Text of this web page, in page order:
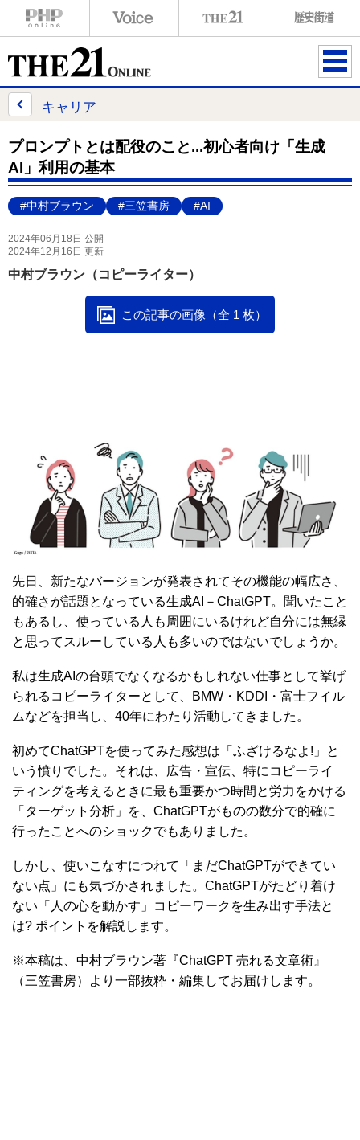
ME
キャリア
プロンプトとは配役のこと...初心者向け「生成
AI」利用の基本
#中村ブラウン #三笠書房 #AI
2024年06月18日 公開
2024年12月16日 更新
中村ブラウン（コピーライター）
この記事の画像（全 1 枚）
先日、新たなバージョンが発表されてその機能の幅広さ、
的確さが話題となっている生成AI－ChatGPT。聞いたこと
もあるし、使っている人も周囲にいるけれど自分には無縁
と思ってスルーしている人も多いのではないでしょうか。
私は生成AIの台頭でなくなるかもしれない仕事として挙げ
られるコピーライターとして、BMW・KDDI・富士フイル
ムなどを担当し、40年にわたり活動してきました。
初めてChatGPTを使ってみた感想は「ふざけるなよ!」と
いう憤りでした。それは、広告・宣伝、特にコピーライ
ティングを考えるときに最も重要かつ時間と労力をかける
「ターゲット分析」を、ChatGPTがものの数分で的確に
行ったことへのショックでもありました。
しかし、使いこなすにつれて「まだChatGPTができてい
ない点」にも気づかされました。ChatGPTがたどり着け
ない「人の心を動かす」コピーワークを生み出す手法と
は? ポイントを解説します。
※本稿は、中村ブラウン著『ChatGPT 売れる文章術』
（三笠書房）より一部抜粋・編集してお届けします。